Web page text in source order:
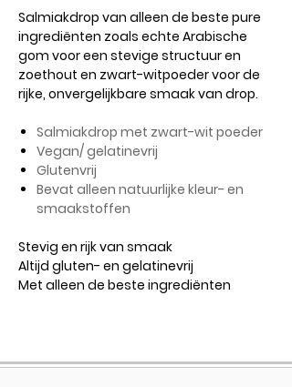
Salmiakdrop van alleen de beste pure
ingrediënten zoals echte Arabische
gom voor een stevige structuur en
zoethout en zwart-witpoeder voor de
rijke, onvergelijkbare smaak van drop.
Salmiakdrop met zwart-wit poeder
Vegan/ gelatinevrij
Glutenvrij
Bevat alleen natuurlijke kleur- en
smaakstoffen
Stevig en rijk van smaak
Altijd gluten- en gelatinevrij
Met alleen de beste ingrediënten